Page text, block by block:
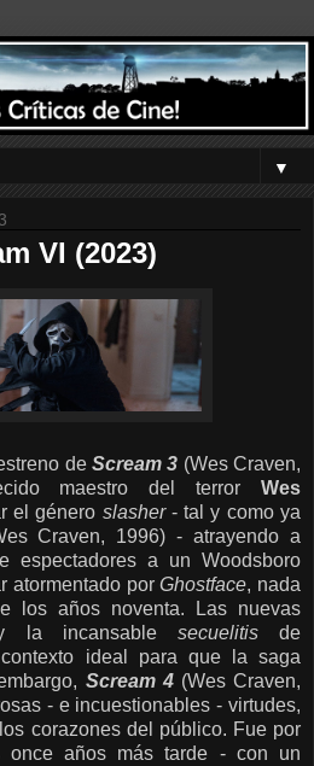
▼
VI (2023)
de Scream 3 (Wes Craven,
maestro del terror Wes
el género slasher- tal y como ya
Craven, 1996) - atrayendo a
espectadores a un Woodsboro
atormentado porGhostface, nada
los años noventa. Las nuevas
y la incansable secuelitisde
ideal para que la saga
Scream 4 (Wes Craven,
- e incuestionables - virtudes,
corazones del público. Fue por
once años más tarde - con un